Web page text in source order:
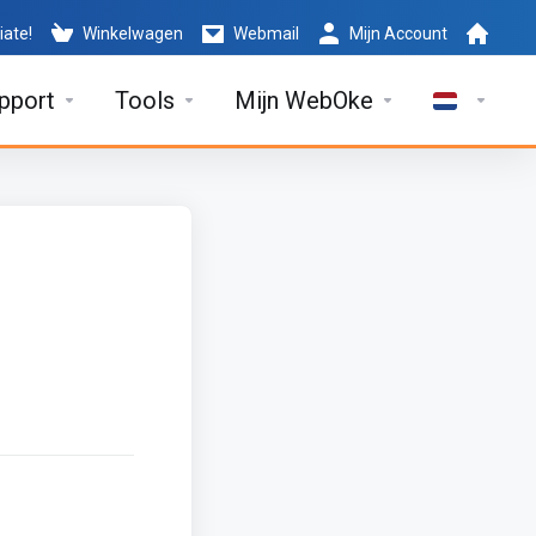
Winkelwagen Webmail Mijn Account
Tools Mijn WebOke